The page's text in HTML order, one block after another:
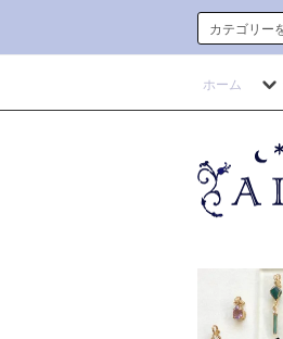
ホーム